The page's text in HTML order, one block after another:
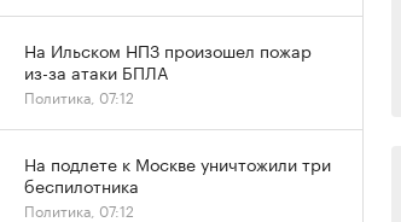
На Ильском НПЗ произошел пожар
из-за атаки БПЛА
Политика, 07:12
На подлете к Москве уничтожили три
беспилотника
Политика, 07:12